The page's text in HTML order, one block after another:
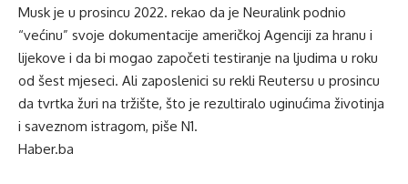
Musk je u prosincu 2022. rekao da je Neuralink podnio
“većinu” svoje dokumentacije američkoj Agenciji za hranu i
lijekove i da bi mogao započeti testiranje na ljudima u roku
od šest mjeseci. Ali zaposlenici su rekli Reutersu u prosincu
da tvrtka žuri na tržište, što je rezultiralo uginućima životinja
i saveznom istragom, piše N1.
Haber.ba